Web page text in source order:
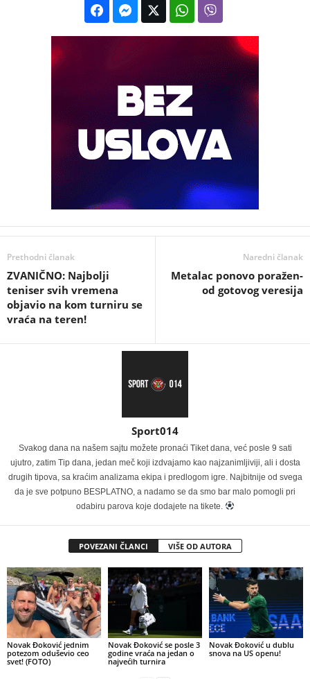
Prethodni članak
ZVANIČNO: Najbolji
teniser svih vremena
objavio na kom turniru se
vraća na teren!
Naredni članak
Metalac ponovo poražen-
od gotovog veresija
Sport014
Svakog dana na našem sajtu možete pronaći Tiket dana, već posle 9 sati
ujutro, zatim Tip dana, jedan meč koji izdvajamo kao najzanimljiviji, ali i dosta
drugih tipova, sa kraćim analizama ekipa i predlogom igre. Najbitnije od svega
da je sve potpuno BESPLATNO, a nadamo se da smo bar malo pomogli pri
odabiru parova koje dodajete na tikete.
POVEZANI ČLANCI VIŠE OD AUTORA
Novak Đoković jednim
potezom oduševio ceo
svet! (FOTO)
Novak Đoković se posle 3
godine vraća na jedan o
najvećih turnira
Novak Đoković u dublu
snova na US openu!